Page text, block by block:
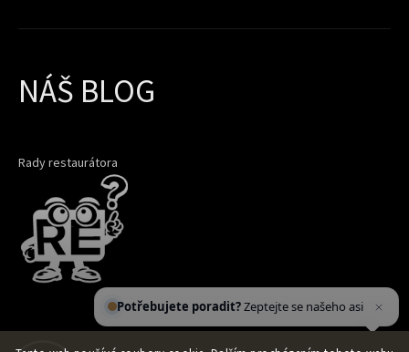
NÁŠ BLOG
Rady restaurátora
Potřebujete poradit?Zeptejte se našeho
asistentaCh